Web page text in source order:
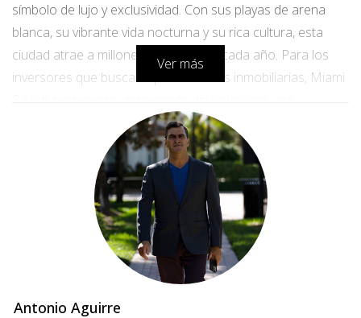
símbolo de lujo y exclusividad. Con sus playas de arena
blanca, su vibrante vida nocturna y su rica cultura, esta
ciudad atrae a millones de visitantes cada año. Para los
inversores que buscan oportunidades inmobiliarias, Miami
demanda constante. Desde lujosos condominios hasta
casas frente al mar, las opciones son diversas y atractivas.
En este artículo, profundizaremos en las características
que hacen de Miami Beach un lugar ideal para invertir y
compartiremos historias inspiradoras de quienes han
tenido éxito en este competitivo mercado.
Razones del Atractivo de Miami
Beach
Ver más
Antonio Aguirre